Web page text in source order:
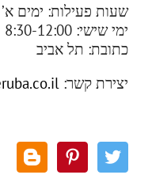
שעות פעילות: ימים א’ – ה’:
ימי שישי: 8:30-12:00
כתובת: תל אביב
יצירת קשר: